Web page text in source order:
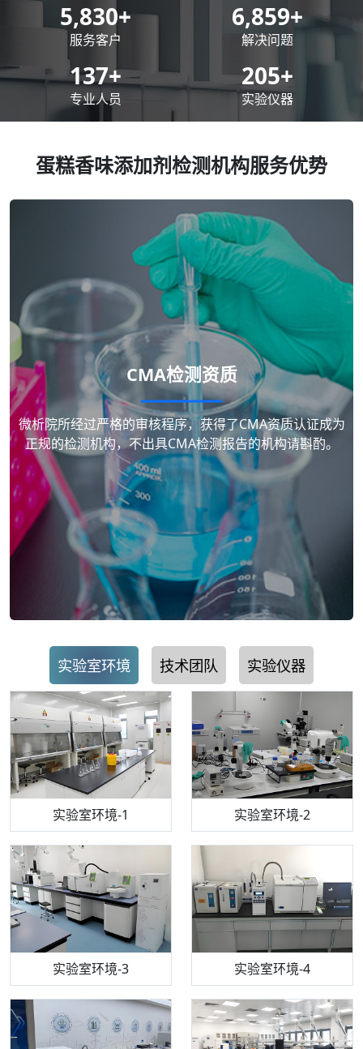
8,500+
服务客户
10,000+
解决问题
200+
专业人员
300+
实验仪器
蛋糕香味添加剂检测机构服务优势
CMA检测资质
微析院所经过严格的审核程序，获得了CMA资质认证成为
正规的检测机构，不出具CMA检测报告的机构请斟酌。
实验室环境 技术团队 实验仪器
实验室环境-1 实验室环境-2
实验室环境-3 实验室环境-4
机构质检技术员-1 机构质检技术员-2
机构质检技术员-3 机构质检技术员-4
步入式恒温恒湿试验箱 电感耦合等离子体光谱仪
高效液相色谱仪 流式细胞仪